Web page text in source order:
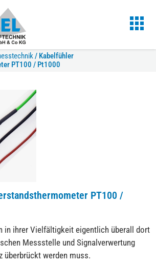
/ Kabelfühler
PT100 / Pt1000
PT100 /
in ihrer Vielfältigkeit eigentlich überall dort
Messstelle und Signalverwertung
überbrückt werden muss.